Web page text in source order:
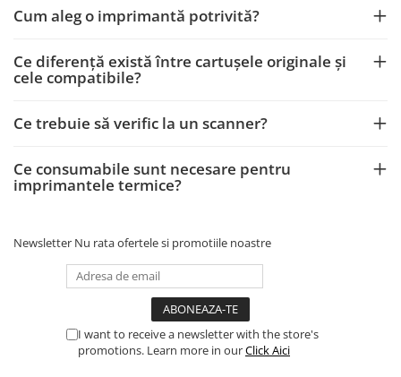
Cum aleg o imprimantă potrivită?
Ce diferență există între cartușele originale și
cele compatibile?
Ce trebuie să verific la un scanner?
Ce consumabile sunt necesare pentru
imprimantele termice?
Newsletter Nu rata ofertele si promotiile noastre
I want to receive a newsletter with the store's
promotions. Learn more in ourClick Aici